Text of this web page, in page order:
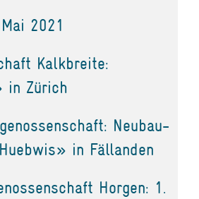
2021
Kalkbreite:
in Zürich
Neubau-
in Fällanden
Horgen: 1.